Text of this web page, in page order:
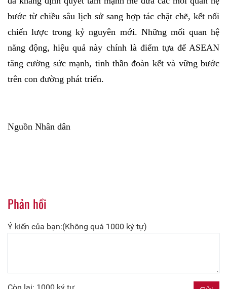
bước từ chiều sâu lịch sử sang hợp tác chặt chẽ, kết nối
chiến lược trong kỷ nguyên mới. Những mối quan hệ
năng động, hiệu quả này chính là điểm tựa để ASEAN
tăng cường sức mạnh, tinh thần đoàn kết và vững bước
trên con đường phát triển.
Nguồn Nhân dân
Phản hồi
Ý kiến của bạn:(Không quá 1000 ký tự)